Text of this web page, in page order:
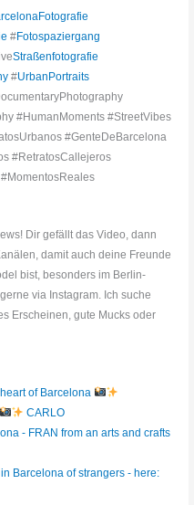
#Fotospaziergang
Straßenfotografie
#UrbanPortraits
#HumanMoments #StreetVibes
#GenteDeBarcelona
#RetratosCallejeros
Dir gefällt das Video, dann
damit auch deine Freunde
bist, besonders im Berlin-
via Instagram. Ich suche
Erscheinen, gute Mucks oder
of Barcelona
CARLO
- FRAN from an arts and crafts
Barcelona of strangers - here: